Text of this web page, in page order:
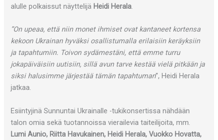
alulle polkaissut näyttelijä Heidi Herala.
”On upeaa, että niin monet ihmiset ovat kantaneet kortensa
kekoon Ukrainan hyväksi osallistumalla erilaisiin keräyksiin
ja tapahtumiin. Toivon sydämestäni, että emme turru
jokapäiväisiin uutisiin, sillä avun tarve kestää vielä pitkään ja
siksi halusimme järjestää tämän tapahtuman”, Heidi Herala
jatkaa.
Esiintyjinä Sunnuntai Ukrainalle -tukikonsertissa nähdään
talon omia sekä tuotannoissa vierailevia taiteilijoita, mm.
Lumi Aunio, Riitta Havukainen, Heidi Herala, Vuokko Hovatta,